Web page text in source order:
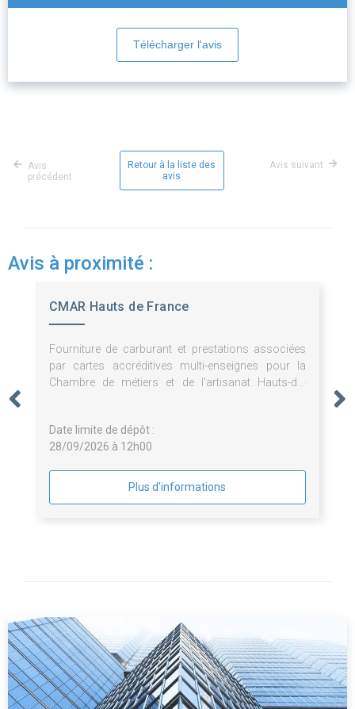
Télécharger l'avis
Avis
précédent
Retour à la liste des
avis
Avis suivant
Avis à proximité :
CMAR Hauts de France
Fourniture de carburant et prestations associées
par cartes accréditives multi-enseignes pour la
Chambre de métiers et de l'artisanat Hauts-de-
Date limite de dépôt :
28/09/2026 à 12h00
Plus d'informations